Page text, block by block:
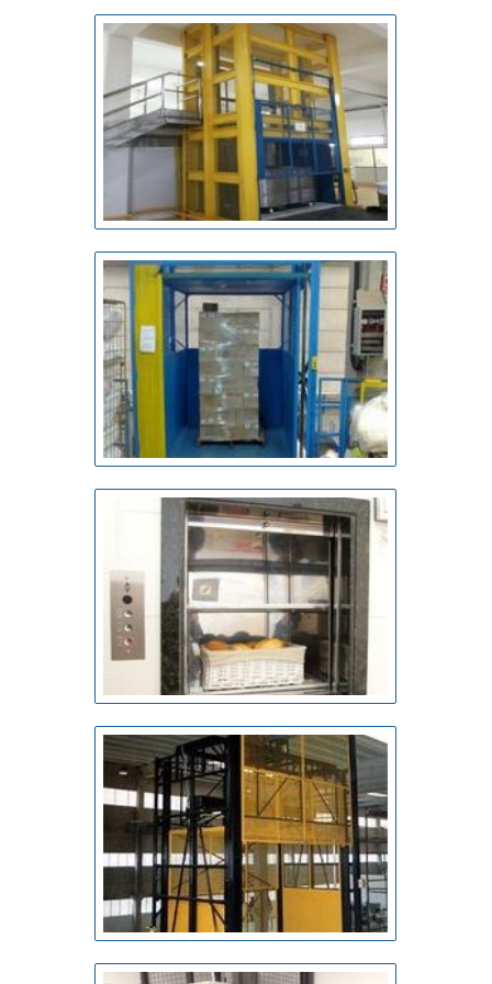
que mostram o comprometimento da empresa com seus
clientes.Existem muitas formas diferentes de demonstrar
conhecimento e autoridade em uma área de atuação. Por
que a Bento Carrinhos é a escolha certa sempre que
precisar de carrinho de bagagem aeroporto:
Comprometida com os serviços; Responsável; Altamente
qualificada; Inovadora; Segura. QUALIDADES E PONTOS
FORTES DA EMPRESASomente na Bento Carrinhos
sempre tem a solução mais buscada na área de carrinho
de bagagem aeroporto. A empresa oferece opções como
carrinhos de condomínio e porta temperos.Tudo isso por
ser comprometida com os serviços e responsável,
qualificações possíveis pelo fato de a empresa possuir
escritório de alta qualidade onde são realizadas as
atividades e tecnologia de ponta. Esses fatores, somados
a um time com colaboradores proativos e trabalhadores
de alta qualidade, garantem uma entrega de excelência de
ponta a ponta. Aproveite a visita para acessar o site e
saber mais sobre a empresa, os serviços e os produtos..